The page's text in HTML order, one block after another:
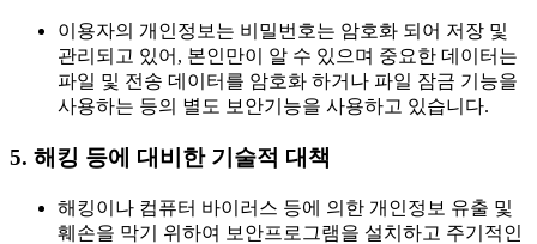
이용자의 개인정보는 비밀번호는 암호화 되어 저장 및
관리되고 있어, 본인만이 알 수 있으며 중요한 데이터는
파일 및 전송 데이터를 암호화 하거나 파일 잠금 기능을
사용하는 등의 별도 보안기능을 사용하고 있습니다.
5. 해킹 등에 대비한 기술적 대책
해킹이나 컴퓨터 바이러스 등에 의한 개인정보 유출 및
훼손을 막기 위하여 보안프로그램을 설치하고 주기적인